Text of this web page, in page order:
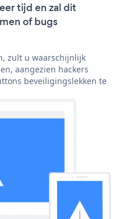
tijd en zal dit
of bugs
zult u waarschijnlijk
aangezien hackers
beveiligingslekken te